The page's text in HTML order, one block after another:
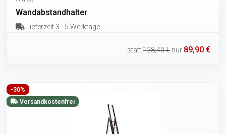
Wandabstandhalter
Lieferzeit 3 - 5 Werktage
statt128,40 € nur 89,90 €
-30%
Versandkostenfrei